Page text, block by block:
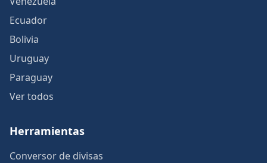
Ecuador
Bolivia
Uruguay
Paraguay
Ver todos
Herramientas
Conversor de divisas